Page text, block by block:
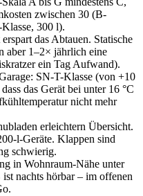
zwischen 30 (B-
300 l).
das Abtauen. Statische
aber 1–2× jährlich eine
ein Tag Aufwand).
SN-T-Klasse (von +10
das Gerät bei unter 16 °C
nicht mehr
erleichtern Übersicht.
l-Geräte. Klappen sind
schwierig.
in Wohnraum-Nähe unter
nachts hörbar – im offenen